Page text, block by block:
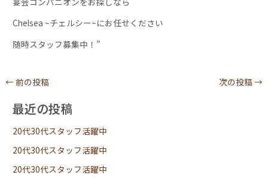
Chelsea ~チェルシー~にお任せください
随時スタッフ募集中！”
←前の投稿 次の投稿 →
最近の投稿
20代30代スタッフ活躍中
20代30代スタッフ活躍中
20代30代スタッフ活躍中